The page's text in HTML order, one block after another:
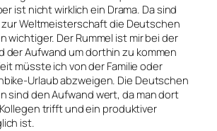
ist nicht wirklich ein Drama. Da sind
zur Weltmeisterschaft die Deutschen
wichtiger. Der Rummel ist mir bei der
der Aufwand um dorthin zu kommen
müsste ich von der Familie oder
Urlaub abzweigen. Die Deutschen
sind den Aufwand wert, da man dort
trifft und ein produktiver
ist.